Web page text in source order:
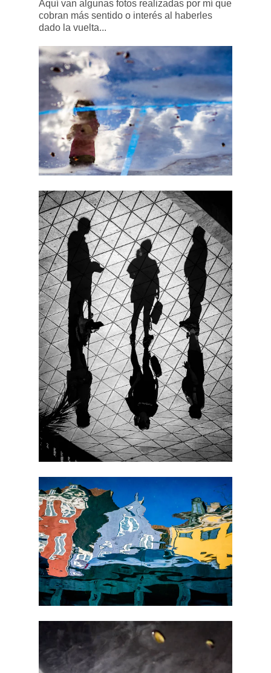
Aquí van algunas fotos realizadas por mí que
cobran más sentido o interés al haberles
dado la vuelta...